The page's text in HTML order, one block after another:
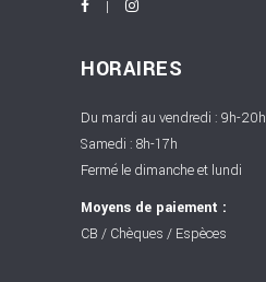
HORAIRES
Du mardi au vendredi : 9h-20h
Samedi : 8h-17h
Fermé le dimanche et lundi
Moyens de paiement :
CB / Chèques / Espèces